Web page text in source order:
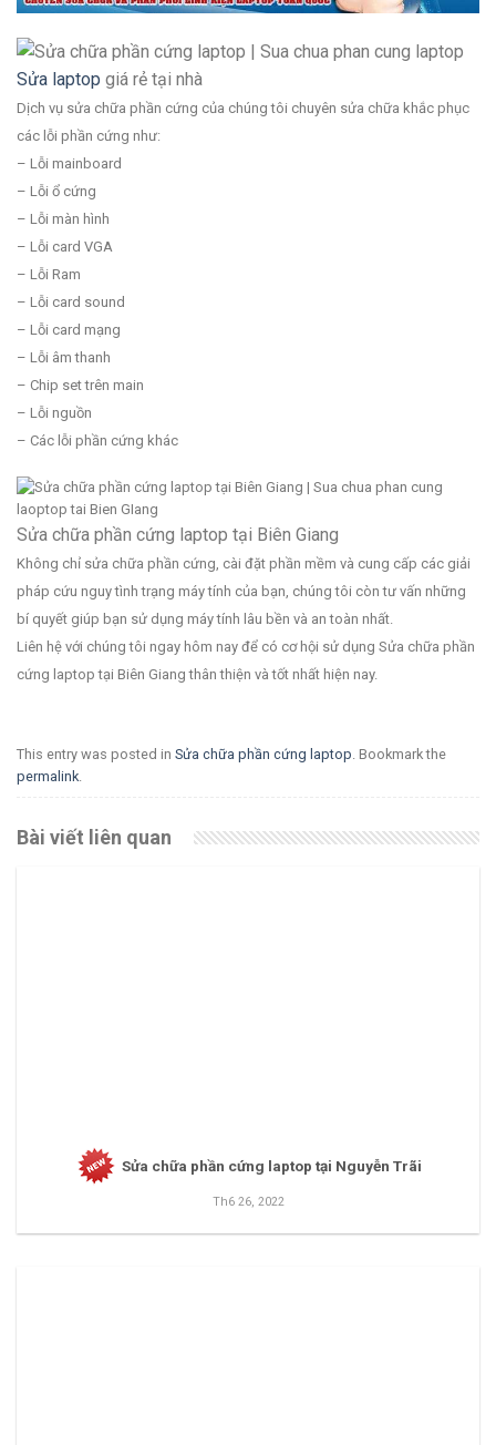
Sửa laptop giá rẻ tại nhà
Dịch vụ sửa chữa phần cứng của chúng tôi chuyên sửa chữa khắc phục
các lỗi phần cứng như:
– Lỗi mainboard
– Lỗi ổ cứng
– Lỗi màn hình
– Lỗi card VGA
– Lỗi Ram
– Lỗi card sound
– Lỗi card mạng
– Lỗi âm thanh
– Chip set trên main
– Lỗi nguồn
– Các lỗi phần cứng khác
Sửa chữa phần cứng laptop tại Biên Giang
Không chỉ sửa chữa phần cứng, cài đặt phần mềm và cung cấp các giải
pháp cứu nguy tình trạng máy tính của bạn, chúng tôi còn tư vấn những
bí quyết giúp bạn sử dụng máy tính lâu bền và an toàn nhất.
Liên hệ với chúng tôi ngay hôm nay để có cơ hội sử dụng Sửa chữa phần
cứng laptop tại Biên Giang thân thiện và tốt nhất hiện nay.
This entry was posted in Sửa chữa phần cứng laptop . Bookmark the
permalink
Bài viết liên quan
Sửa chữa phần cứng laptop tại Nguyễn Trãi
Th6 26, 2022